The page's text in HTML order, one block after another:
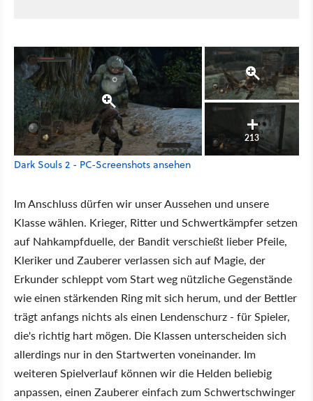
213
Dark Souls 2 - PC-Screenshots ansehen
Im Anschluss dürfen wir unser Aussehen und unsere
Klasse wählen. Krieger, Ritter und Schwertkämpfer setzen
auf Nahkampfduelle, der Bandit verschießt lieber Pfeile,
Kleriker und Zauberer verlassen sich auf Magie, der
Erkunder schleppt vom Start weg nützliche Gegenstände
wie einen stärkenden Ring mit sich herum, und der Bettler
trägt anfangs nichts als einen Lendenschurz - für Spieler,
die's richtig hart mögen. Die Klassen unterscheiden sich
allerdings nur in den Startwerten voneinander. Im
weiteren Spielverlauf können wir die Helden beliebig
anpassen, einen Zauberer einfach zum Schwertschwinger